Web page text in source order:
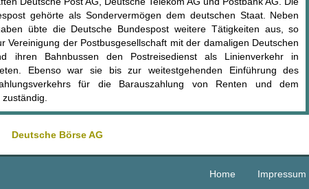
gehörte als Sondervermögen dem deutschen Staat. Neben
übte die Deutsche Bundespost weitere Tätigkeiten aus, so
Vereinigung der Postbusgesellschaft mit der damaligen Deutschen
ihren Bahnbussen den Postreisedienst als Linienverkehr in
Ebenso war sie bis zur weitestgehenden Einführung des
für die Barauszahlung von Renten und dem
Deutsche Börse AG
Home Impressum